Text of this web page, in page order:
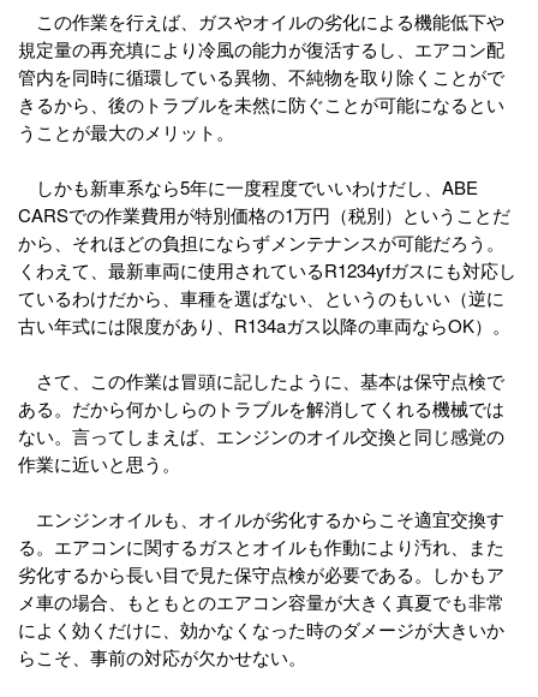
この作業を行えば、ガスやオイルの劣化による機能低下や
規定量の再充填により冷風の能力が復活するし、エアコン配
管内を同時に循環している異物、不純物を取り除くことがで
きるから、後のトラブルを未然に防ぐことが可能になるとい
うことが最大のメリット。
しかも新車系なら5年に一度程度でいいわけだし、ABE
CARSでの作業費用が特別価格の1万円（税別）ということだ
から、それほどの負担にならずメンテナンスが可能だろう。
くわえて、最新車両に使用されているR1234yfガスにも対応し
ているわけだから、車種を選ばない、というのもいい（逆に
古い年式には限度があり、R134aガス以降の車両ならOK）。
さて、この作業は冒頭に記したように、基本は保守点検で
ある。だから何かしらのトラブルを解消してくれる機械では
ない。言ってしまえば、エンジンのオイル交換と同じ感覚の
作業に近いと思う。
エンジンオイルも、オイルが劣化するからこそ適宜交換す
る。エアコンに関するガスとオイルも作動により汚れ、また
劣化するから長い目で見た保守点検が必要である。しかもア
メ車の場合、もともとのエアコン容量が大きく真夏でも非常
によく効くだけに、効かなくなった時のダメージが大きいか
らこそ、事前の対応が欠かせない。